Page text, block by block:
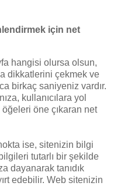
için net
hangisi olursa olsun,
dikkatlerini çekmek ve
birkaç saniyeniz vardır.
kullanıcılara yol
öne çıkaran net
ise, sitenizin bilgi
tutarlı bir şekilde
dayanarak tanıdık
edebilir. Web sitenizin